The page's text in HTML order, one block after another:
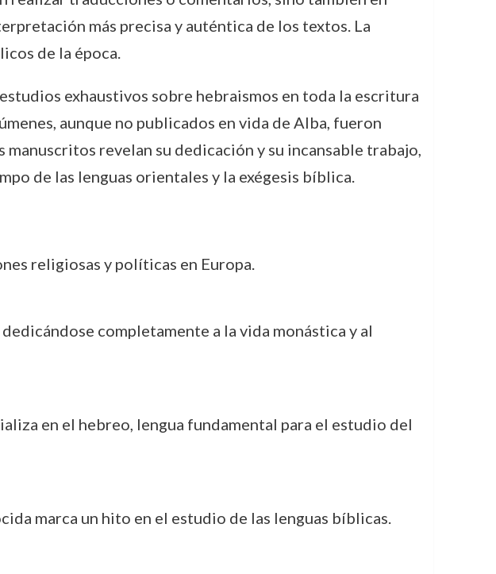
más precisa y auténtica de los textos. La
de la época.
exhaustivos sobre hebraismos en toda la escritura
aunque no publicados en vida de Alba, fueron
revelan su dedicación y su incansable trabajo,
de las lenguas orientales y la exégesis bíblica.
religiosas y políticas en Europa.
completamente a la vida monástica y al
en el hebreo, lengua fundamental para el estudio del
marca un hito en el estudio de las lenguas bíblicas.